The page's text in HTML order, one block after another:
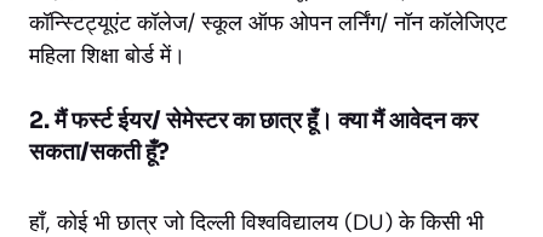
कॉन्स्टिट्यूएंट कॉलेज/ स्कूल ऑफ ओपन लर्निंग/ नॉन कॉलेजिएट
महिला शिक्षा बोर्ड में।
2. मैं फर्स्ट ईयर/ सेमेस्टर का छात्र हूँ। क्या मैं आवेदन कर
सकता/सकती हूँ?
हाँ, कोई भी छात्र जो दिल्ली विश्वविद्यालय (DU) के किसी भी